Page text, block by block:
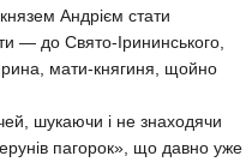
Андрієм стати
— до Свято-Ірининського,
мати-княгиня, щойно
шукаючи і не знаходячи
пагорок», що давно уже